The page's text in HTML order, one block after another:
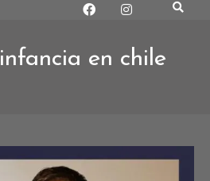
infancia en chile